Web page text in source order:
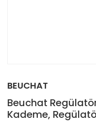
BEUCHAT
Beuchat Regülatör
Kademe,